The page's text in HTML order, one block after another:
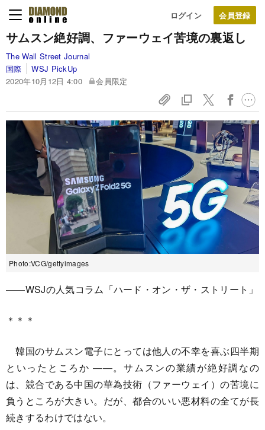
ログイン
サムスン絶好調、ファーウェイ苦境の裏返し
The Wall Street Journal
国際
WSJ PickUp
2020年10月12日 4:00
会員限定
Photo:VCG/gettyimages
――WSJの人気コラム「ハード・オン・ザ・ストリート」
＊＊＊
韓国のサムスン電子にとっては他人の不幸を喜ぶ四半期
といったところか ――。サムスンの業績が絶好調なの
は、競合である中国の華為技術（ファーウェイ）の苦境に
負うところが大きい。だが、都合のいい悪材料の全てが長
続きするわけではない。